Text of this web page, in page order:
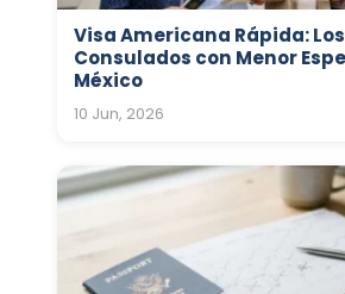
Visa Americana Rápida: Los
Consulados con Menor
México
10 Jun, 2026